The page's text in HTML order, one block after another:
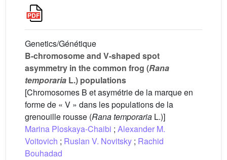
Genetics/Génétique
B-chromosome and V-shaped spot
asymmetry in the common frog (Rana
temporaria L.) populations
[Chromosomes B et asymétrie de la marque en
forme de « V » dans les populations de la
grenouille rousse (Rana temporaria L.)]
Marina Ploskaya-Chaibi ; Alexander M.
Voitovich ; Ruslan V. Novitsky ; Rachid
Bouhadad